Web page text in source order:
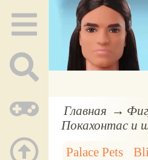
Главная
Покахонтас и
Palace Pets